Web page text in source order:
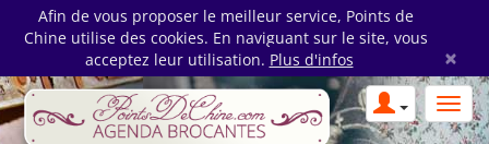
Afin de vous proposer le meilleur service, Points de
Chine utilise des cookies. En naviguant sur le site, vous
acceptez leur utilisation. Plus d'infos ×